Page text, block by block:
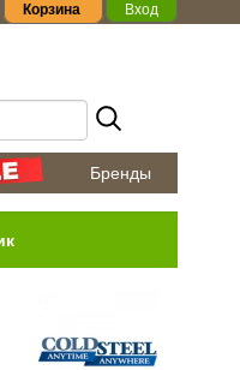
Корзина Вход
Бренды